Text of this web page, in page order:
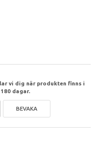
vi dig när produkten finns i
dagar.
BEVAKA